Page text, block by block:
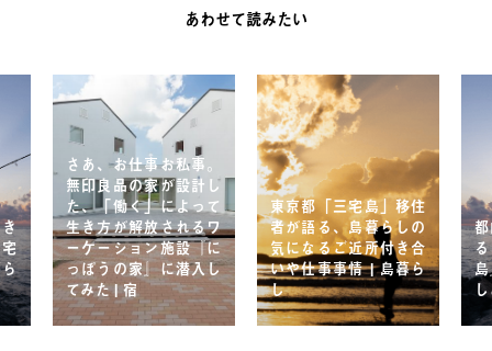
あわせて読みたい
さあ、お仕事お私事。
無印良品の家が設計し
た、「働く」によって
生き方が解放されるワ
ーケーション施設『に
っぽうの家』に潜入し
てみた | 宿
東京都「三宅島」移住
者が語る、島暮らしの
気になるご近所付き合
いや仕事事情 | 島暮ら
し